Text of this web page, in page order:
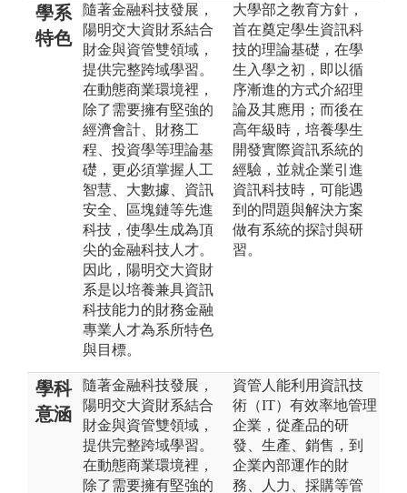
學系
特色
隨著金融科技發展，
陽明交大資財系結合
財金與資管雙領域，
提供完整跨域學習。
在動態商業環境裡，
除了需要擁有堅強的
經濟會計、財務工
程、投資學等理論基
礎，更必須掌握人工
智慧、大數據、資訊
安全、區塊鏈等先進
科技，使學生成為頂
尖的金融科技人才。
因此，陽明交大資財
系是以培養兼具資訊
科技能力的財務金融
專業人才為系所特色
與目標。
大學部之教育方針，
首在奠定學生資訊科
技的理論基礎，在學
生入學之初，即以循
序漸進的方式介紹理
論及其應用；而後在
高年級時，培養學生
開發實際資訊系統的
經驗，並就企業引進
資訊科技時，可能遇
到的問題與解決方案
做有系統的探討與研
習。
學科
意涵
隨著金融科技發展，
陽明交大資財系結合
財金與資管雙領域，
提供完整跨域學習。
在動態商業環境裡，
除了需要擁有堅強的
資管人能利用資訊技
術（IT）有效率地管理
企業，從產品的研
發、生產、銷售，到
企業內部運作的財
務、人力、採購等管